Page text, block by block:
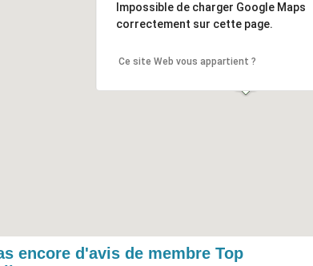
Impossible de charger Google Maps
correctement sur cette page.
Ce site Web vous appartient ?
encore d'avis de membre Top